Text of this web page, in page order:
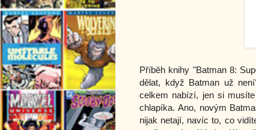
Příběh knihy "Batman 8:
dělat, když Batman už
celkem nabízí, jen si
chlapíka. Ano, novým
nijak netají, navíc to, co